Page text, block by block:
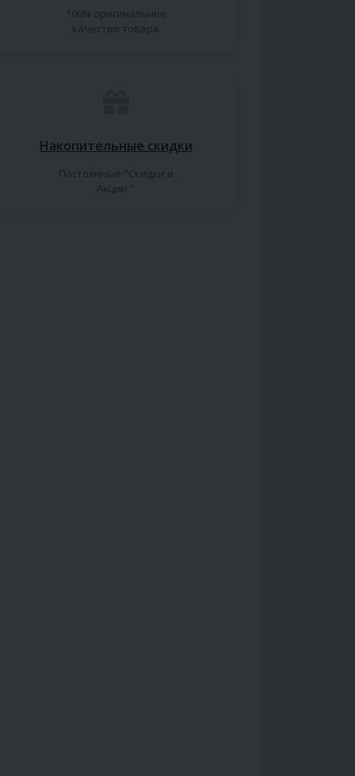
100% оригинальное
качество товара
Накопительные скидки
Постоянные "Скидки и
Акции "